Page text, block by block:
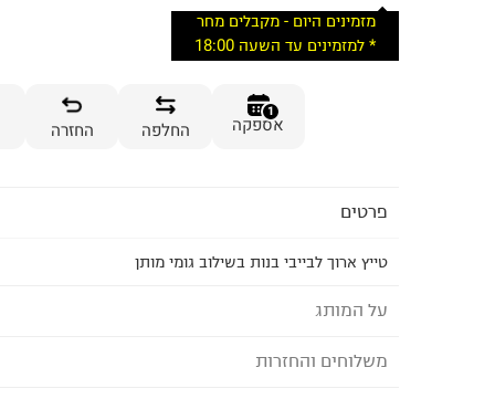
מזמינים היום - מקבלים מחר
* למזמינים עד השעה 18:00
1
אספקה החלפה החזרה
פרטים
טייץ ארוך לבייבי בנות בשילוב גומי מותן
על המותג
FOX - פוקס
משלוחים והחזרות